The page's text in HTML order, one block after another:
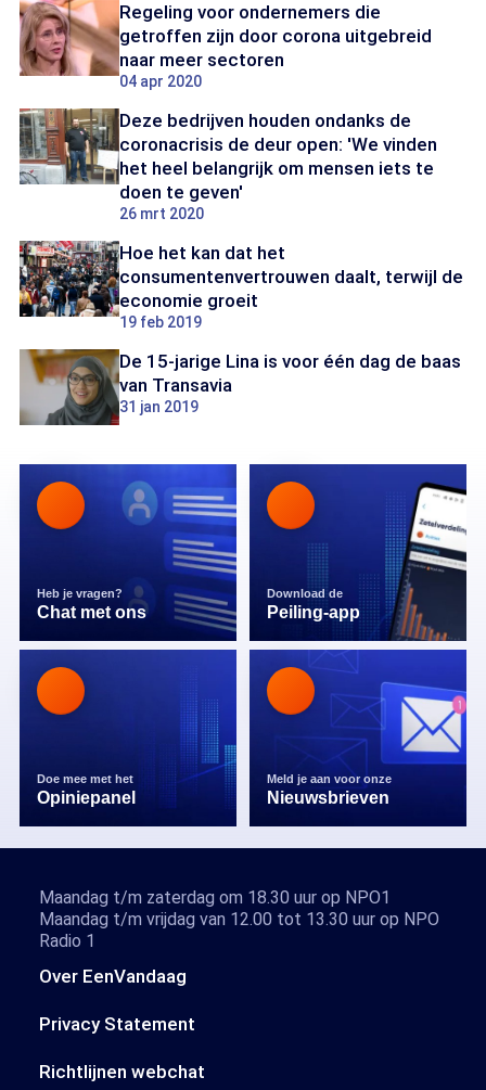
Regeling voor ondernemers die
getroffen zijn door corona uitgebreid
naar meer sectoren
04 apr 2020
Deze bedrijven houden ondanks de
coronacrisis de deur open: 'We vinden
het heel belangrijk om mensen iets te
doen te geven'
26 mrt 2020
Hoe het kan dat het
consumentenvertrouwen daalt, terwijl de
economie groeit
19 feb 2019
De 15-jarige Lina is voor één dag de baas
van Transavia
31 jan 2019
Heb je vragen?
Chat met ons
Download de
Peiling-app
Doe mee met het
Opiniepanel
Meld je aan voor onze
Nieuwsbrieven
Over EenVandaag
Privacy Statement
Richtlijnen webchat
Maandag t/m zaterdag om 18.30 uur op NPO1
Maandag t/m vrijdag van 12.00 tot 13.30 uur op NPO
Radio 1